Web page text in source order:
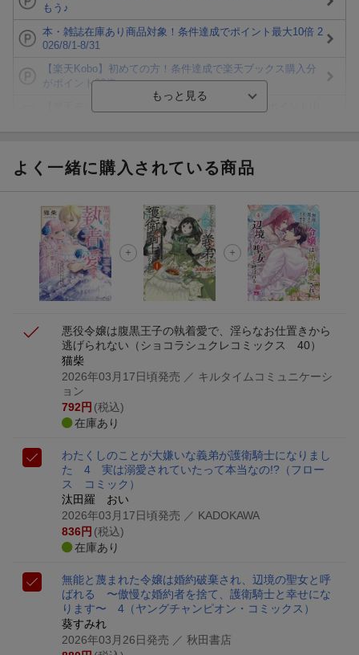
もう♪
本・雑誌在庫あり商品対象！条件達成でポイント最大10倍 2
026/8/1-8/31
【楽天Kobo】初めての方！条件達成で楽天ブックス購入分
がポイント20倍
ト山分け
エントリー＆3,000円以上購入で無料データSIM（3GB/月プ
ラン）が当たる！
楽天モバイル紹介キャンペーンの拡散で300円OFFクーポン
進呈
よく一緒に購入されている商品
悪役令嬢は腹黒王子の執着愛で、淫らなお仕置きから
逃げられない （ショコラシュクレコミックス 40）
猫柴
2026年03月17日頃発売 ／ キルタイムコミュニケーシ
ョン
792 円 (税込)
在庫あり
わたくしのことが大嫌いな義弟が護衛騎士になりまし
た 4 実は溺愛されていたって本当なの!? （フロー
ス コミック）
汰田羅 おい
2026年03月17日頃発売 ／ KADOKAWA
836円 (税込)
在庫あり
無能と蔑まれた令嬢は婚約破棄され、辺境の聖女と呼
ばれる 〜傲慢な婚約者を捨て、護衛騎士と幸せにな
ります〜 4 （ヤングチャンピオン・コミックス）
葵すみれ
2026年03月26日発売 ／ 秋田書店